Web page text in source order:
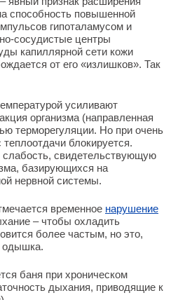
способность повышенной
гипоталамусом и
сосудистые центры
капиллярной сети кожи
от его «излишков». Так
усиливают
организма (направленная
терморегуляции. Но при очень
блокируется.
свидетельствующую
базирующихся на
нервной системы.
временное нарушение
– чтобы охладить
более частым, но это,
одышка.
баня при хроническом
дыхания, приводящие к